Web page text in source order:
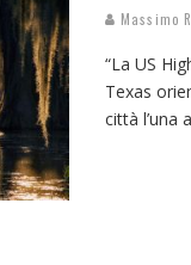
Massimo
“La US
Texas
città l’una